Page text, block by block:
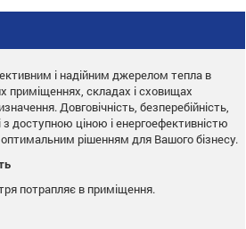
і надійним джерелом тепла в
приміщеннях, складах і сховищах
Довговічність, безперебійність,
доступною ціною і енергоефективністю
оптимальним рішенням для Вашого бізнесу.
потрапляє в приміщення.